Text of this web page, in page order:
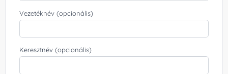
Vezetéknév (opcionális)
Keresztnév (opcionális)